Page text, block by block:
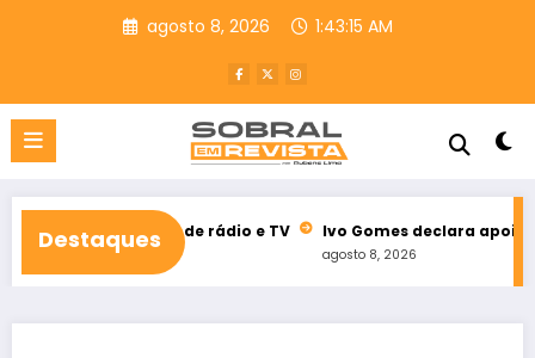
agosto 8, 2026 1:43:17 AM
Destaques
de rádio e TV Ivo Gomes declara apoio à reeleição